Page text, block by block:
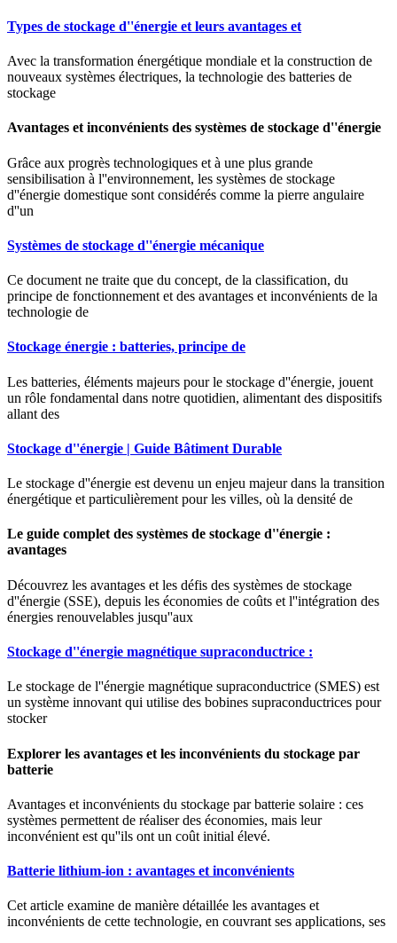
Types de stockage d''énergie et leurs avantages et
Avec la transformation énergétique mondiale et la construction de
nouveaux systèmes électriques, la technologie des batteries de
stockage
Avantages et inconvénients des systèmes de stockage d''énergie
Grâce aux progrès technologiques et à une plus grande
sensibilisation à l''environnement, les systèmes de stockage
d''énergie domestique sont considérés comme la pierre angulaire
d''un
Systèmes de stockage d''énergie mécanique
Ce document ne traite que du concept, de la classification, du
principe de fonctionnement et des avantages et inconvénients de la
technologie de
Stockage énergie : batteries, principe de
Les batteries, éléments majeurs pour le stockage d''énergie, jouent
un rôle fondamental dans notre quotidien, alimentant des dispositifs
allant des
Stockage d''énergie | Guide Bâtiment Durable
Le stockage d''énergie est devenu un enjeu majeur dans la transition
énergétique et particulièrement pour les villes, où la densité de
Le guide complet des systèmes de stockage d''énergie :
avantages
Découvrez les avantages et les défis des systèmes de stockage
d''énergie (SSE), depuis les économies de coûts et l''intégration des
énergies renouvelables jusqu''aux
Stockage d''énergie magnétique supraconductrice :
Le stockage de l''énergie magnétique supraconductrice (SMES) est
un système innovant qui utilise des bobines supraconductrices pour
stocker
Explorer les avantages et les inconvénients du stockage par
batterie
Avantages et inconvénients du stockage par batterie solaire : ces
systèmes permettent de réaliser des économies, mais leur
inconvénient est qu''ils ont un coût initial élevé.
Batterie lithium-ion : avantages et inconvénients
Cet article examine de manière détaillée les avantages et
inconvénients de cette technologie, en couvrant ses applications, ses